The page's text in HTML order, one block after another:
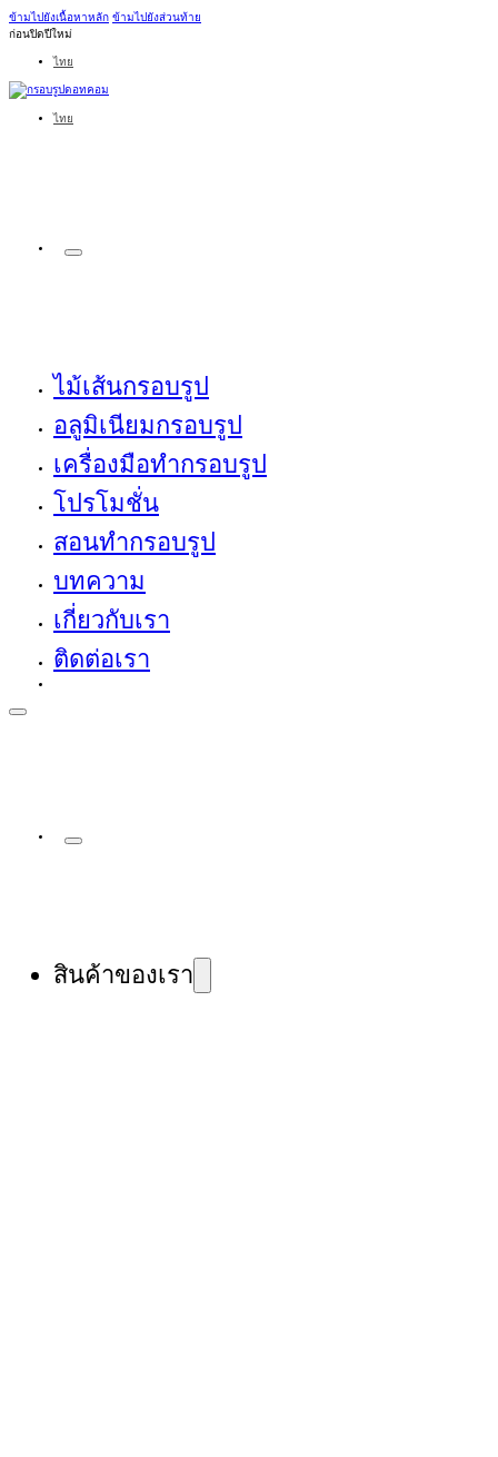
ข้ามไปยังเนื้อหาหลัก ข้ามไปยังส่วนท้าย
ก่อนปิดปีใหม่
ไทย
ไทย
ไม้เส้นกรอบรูป
อลูมิเนียมกรอบรูป
เครื่องมือทำกรอบรูป
โปรโมชั่น
สอนทำกรอบรูป
บทความ
เกี่ยวกับเรา
ติดต่อเรา
สินค้าของเรา